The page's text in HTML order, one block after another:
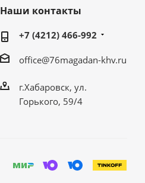
Наши контакты
+7 (4212) 466-992
office@76magadan-khv.ru
г.Хабаровск, ул.
Горького, 59/4